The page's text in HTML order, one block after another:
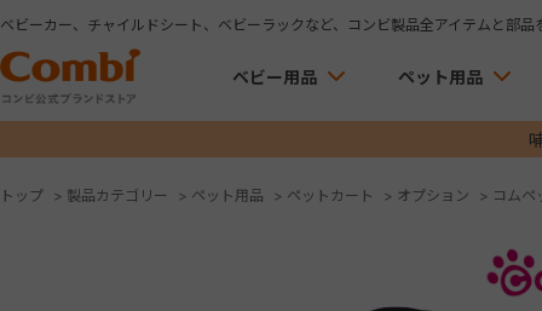
ベビーカー、チャイルドシート、ベビーラックなど、コンビ製品全アイテムと部品
ベビー用品 ペット用品
トップ > 製品カテゴリー > ペット用品 > ペットカート > オプション > コムペ